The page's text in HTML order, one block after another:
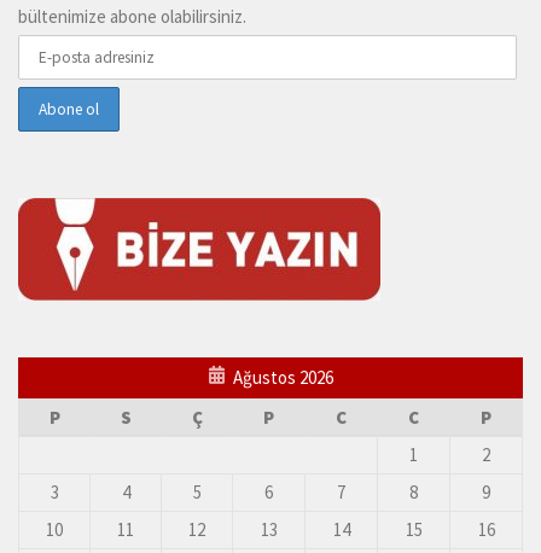
bültenimize abone olabilirsiniz.
Ağustos 2026
P
S Ç P C C
P
1
2
3
4 5 6 7 8
9
10
11 12 13 14 15
16